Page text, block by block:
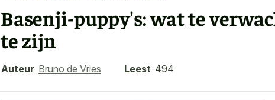
Basenji-puppy's: wat te
te zijn
Auteur Bruno de Vries Leest 494